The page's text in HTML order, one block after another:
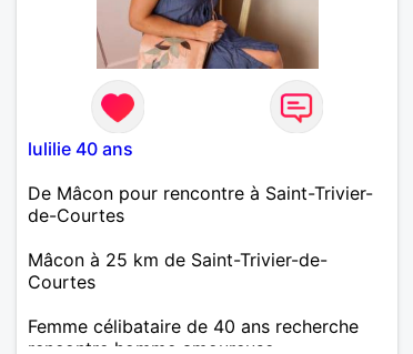
lulilie 40 ans
De Mâcon pour rencontre à Saint-Trivier-
de-Courtes
Mâcon à 25 km de Saint-Trivier-de-
Courtes
Femme célibataire de 40 ans recherche
rencontre homme amoureuse